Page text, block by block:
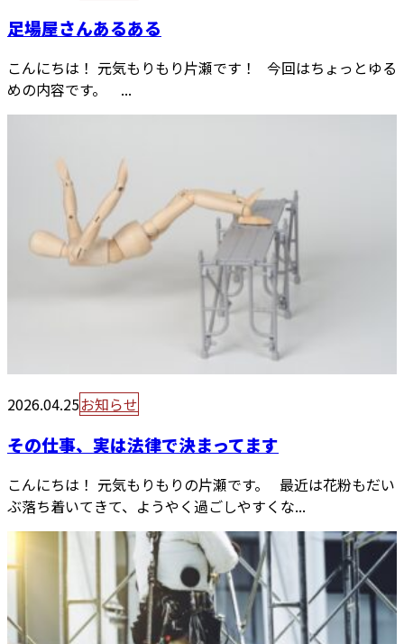
足場屋さんあるある
こんにちは！ 元気もりもり片瀬です！ 今回はちょっとゆる
めの内容です。 ...
2026.04.25お知らせ
その仕事、実は法律で決まってます
こんにちは！ 元気もりもりの片瀬です。 最近は花粉もだい
ぶ落ち着いてきて、ようやく過ごしやすくな...